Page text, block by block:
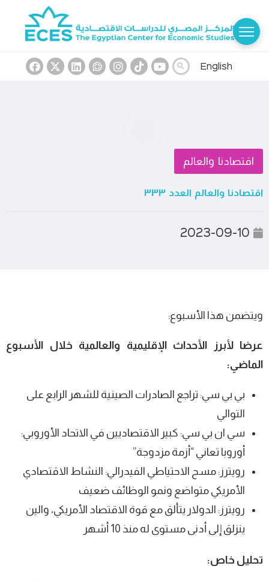
English
اقتصادنا والعالم
اقتصادنا والعالم العدد ٣٣٣
ويتضمن هذا الأسبوع:
عرضا لأبرز الأحداث الإقليمية والعالمية خلال الأسبوع
الماضي:
بي بي سي: تراجع الصادرات الصينية للشهر الرابع على
التوالي
سي ان بي سي: كبير الاقتصاديين في الاتحاد الأوروبي:
أوروبا تعاني “أزمة مزدوجة”
رويترز: مسح الاحتياطي الفيدرالي: النشاط الاقتصادي
الأمريكي متواضع ونمو الوظائف ضعيف
رويترز: الدولار يتألق مع قوة الاقتصاد الأمريكي، والين
ينزلق إلى أدنى مستوى له منذ 10 أشهر
تحليل خاص: